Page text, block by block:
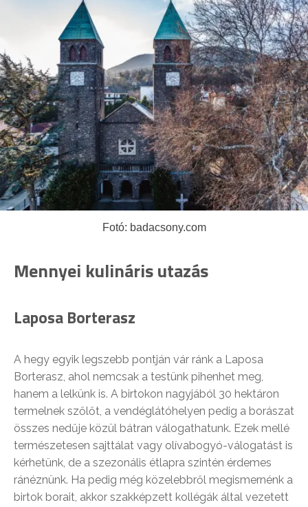
Fotó: badacsony.com
Mennyei kulináris utazás
Laposa Borterasz
A hegy egyik legszebb pontján vár ránk a Laposa
Borterasz, ahol nemcsak a testünk pihenhet meg,
hanem a lelkünk is. A birtokon nagyjából 30 hektáron
termelnek szőlőt, a vendéglátóhelyen pedig a borászat
összes nedűje közül bátran válogathatunk. Ezek mellé
természetesen sajttálat vagy olívabogyó-válogatást is
kérhetünk, de a szezonális étlapra szintén érdemes
ránéznünk. Ha pedig még közelebbről megismernénk a
birtok borait, akkor szakképzett kollégák által vezetett